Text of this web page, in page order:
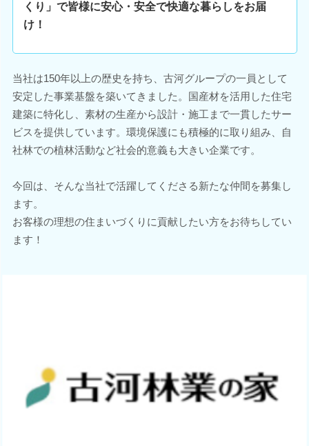
くり」で皆様に安心・安全で快適な暮らしをお届
け！
当社は150年以上の歴史を持ち、古河グループの一員として
安定した事業基盤を築いてきました。国産材を活用した住宅
建築に特化し、素材の生産から設計・施工まで一貫したサー
ビスを提供しています。環境保護にも積極的に取り組み、自
社林での植林活動など社会的意義も大きい企業です。
今回は、そんな当社で活躍してくださる新たな仲間を募集し
ます。
お客様の理想の住まいづくりに貢献したい方をお待ちしてい
ます！